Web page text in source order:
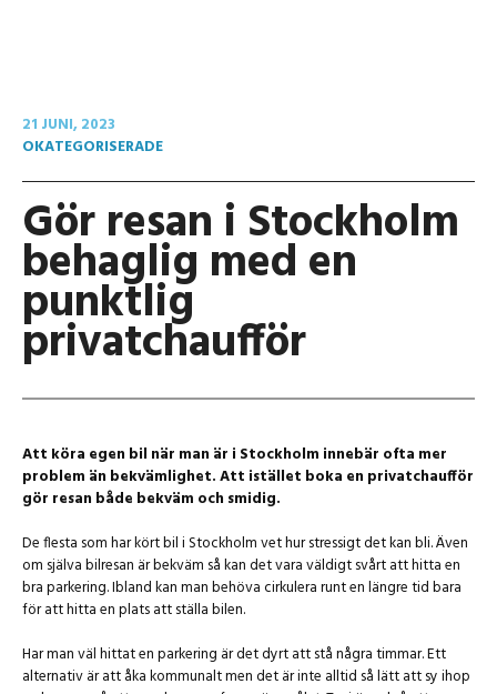
21 JUNI, 2023
OKATEGORISERADE
Gör resan i Stockholm
behaglig med en
punktlig
privatchaufför
Att köra egen bil när man är i Stockholm innebär ofta mer
problem än bekvämlighet. Att istället boka en privatchaufför
gör resan både bekväm och smidig.
De flesta som har kört bil i Stockholm vet hur stressigt det kan bli. Även
om själva bilresan är bekväm så kan det vara väldigt svårt att hitta en
bra parkering. Ibland kan man behöva cirkulera runt en längre tid bara
för att hitta en plats att ställa bilen.
Har man väl hittat en parkering är det dyrt att stå några timmar. Ett
alternativ är att åka kommunalt men det är inte alltid så lätt att sy ihop